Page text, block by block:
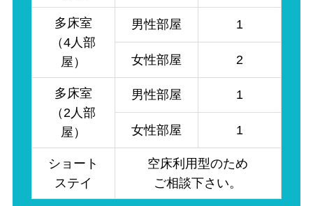
多床室
（4人部
屋）
男性部屋 1
女性部屋 2
多床室
（2人部
屋）
男性部屋 1
女性部屋 1
ショート
ステイ
空床利用型のため
ご相談下さい。